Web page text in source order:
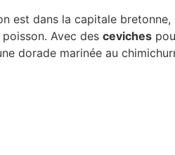
est dans la capitale
poisson. Avec des ceviches
dorade marinée au